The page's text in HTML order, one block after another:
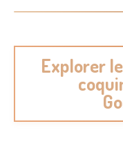
Explorer